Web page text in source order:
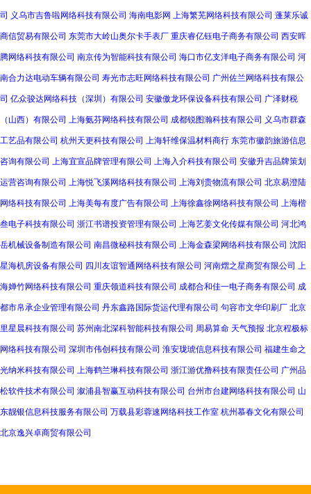
司 义乌市吉鲁啦网络科技有限公司 海南电影网 上海繁芜网络科技有限公司 蓬莱乐诚
商信贸易有限公司 东莞市大岭山奥尔卡手表厂 重庆睿亿钰电子商务有限公司 西安晖
腾网络科技有限公司 南京传为智能科技有限公司 海口市亿支洋电子商务有限公司 河
南合力达电动车辆有限公司 寿光市志旺网络科技有限公司 广州佐兰网络科技有限公
司 亿众骏达网络科技（深圳）有限公司 安徽傲龙环保设备科技有限公司 广泽财税
（山西）有限公司 上海氨芬网络科技有限公司 成都锐图瀚科技有限公司 义乌市群森
工艺品有限公司 杭州天更科技有限公司 上海轩维保温材料商行 东莞市徽韵旅游信息
咨询有限公司 上海宜宣品牌管理有限公司 上海入介科技有限公司 安徽升吉品牌策划
运营咨询有限公司 上海悦飞溪网络科技有限公司 上海刘贵物流有限公司 北京易澄陆
网络科技有限公司 上海美每有度广告有限公司 上海徐鑫徐网络科技有限公司 上海楷
叁电子科技有限公司 浙江书谱投资管理有限公司 上海艺姜文化传媒有限公司 河北鸿
岳机械设备制造有限公司 南昌微秘科技有限公司 上海金森梁网络科技有限公司 沈阳
星海机房设备有限公司 四川友谊智通网络科技有限公司 河南熠之星商贸有限公司 上
海婵竹网络科技有限公司 重庆领道科技有限公司 成都合和佳一电子商务有限公司 成
都市帛承企业管理有限公司 丹东鑫路国际货运代理有限公司 句容市文华印刷厂 北京
里星晨科技有限公司 苏州南北深科智能科技有限公司 周易算命 天气预报 北京程极标
网络科技有限公司 深圳市伟创科技有限公司 淮安珑琥信息科技有限公司 福建生命之
光纳米科技有限公司 上海鹤兰琳科技有限公司 浙江游优撸科技有限责任公司 广州品
松软件技术有限公司 溆浦县智赢互动科技有限公司 台州市台建网络科技有限公司 山
东靓银信息科技服务有限公司 万载县彩蓉速网络科技工作室 杭州慕春文化有限公司
北京逸兴卓商贸有限公司